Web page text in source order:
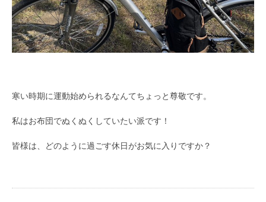
寒い時期に運動始められるなんてちょっと尊敬です。
私はお布団でぬくぬくしていたい派です！
皆様は、どのように過ごす休日がお気に入りですか？